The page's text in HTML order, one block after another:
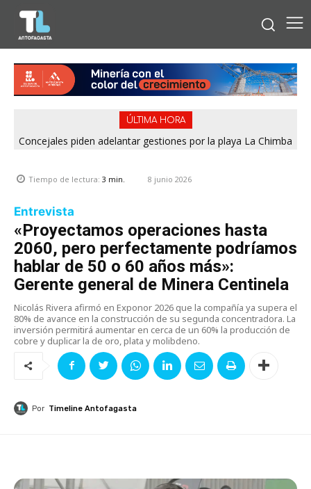
ÚLTIMA HORA
Concejales piden adelantar gestiones por la playa La Chimba
SERNAC pone la lupa sobre Bipay por cobros cuestionados
Tiempo de lectura: 3 min. 8 junio 2026
Entrevista
«Proyectamos operaciones hasta
2060, pero perfectamente podríamos
hablar de 50 o 60 años más»:
Gerente general de Minera Centinela
Nicolás Rivera afirmó en Exponor 2026 que la compañía ya supera el
80% de avance en la construcción de su segunda concentradora. La
inversión permitirá aumentar en cerca de un 60% la producción de
cobre y duplicar la de oro, plata y molibdeno.
Por Timeline Antofagasta